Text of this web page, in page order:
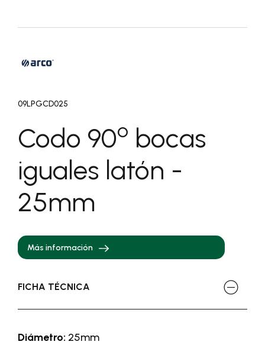
09LPGCD025
Codo 90o bocas
iguales latón -
25mm
Más información
FICHA TÉCNICA
Diámetro: 25mm